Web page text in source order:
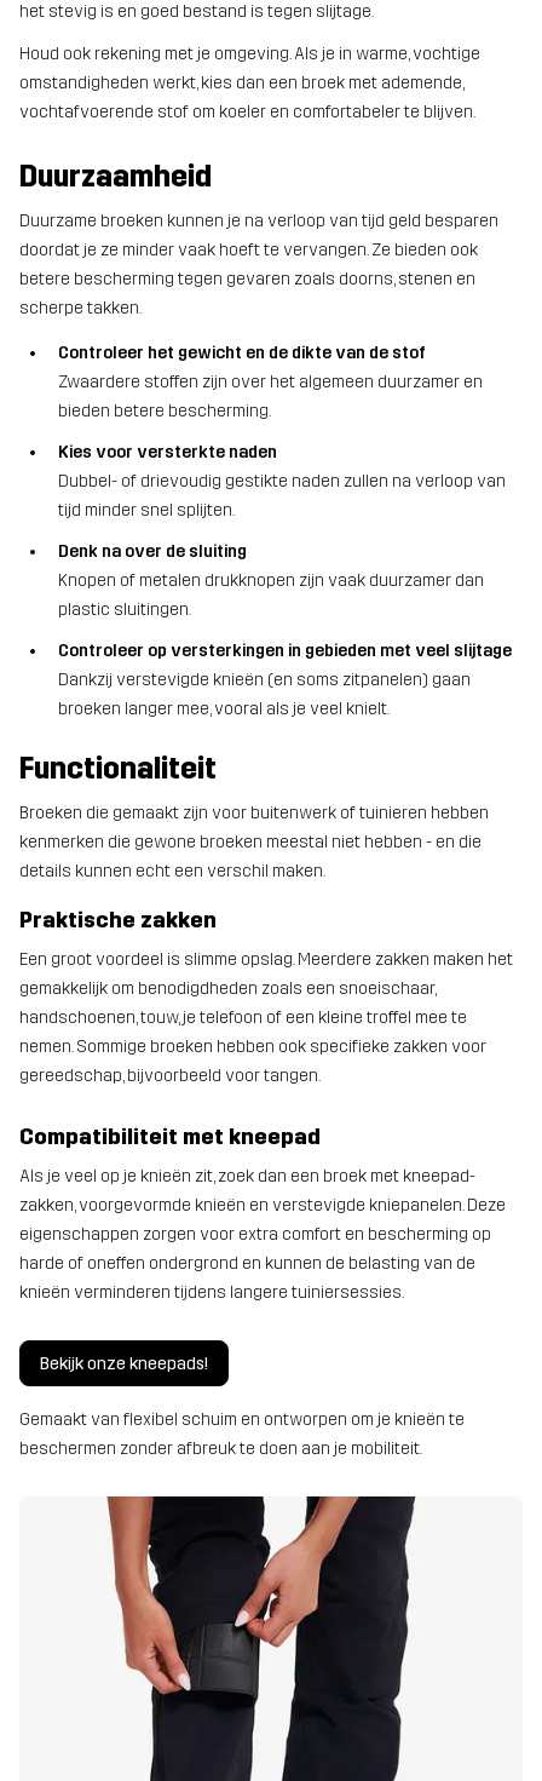
het stevig is en goed bestand is tegen slijtage.
Houd ook rekening met je omgeving. Als je in warme, vochtige
omstandigheden werkt, kies dan een broek met ademende,
vochtafvoerende stof om koeler en comfortabeler te blijven.
Duurzaamheid
Duurzame broeken kunnen je na verloop van tijd geld besparen
doordat je ze minder vaak hoeft te vervangen. Ze bieden ook
betere bescherming tegen gevaren zoals doorns, stenen en
scherpe takken.
Controleer het gewicht en de dikte van de stof
Zwaardere stoffen zijn over het algemeen duurzamer en
bieden betere bescherming.
Kies voor versterkte naden
Dubbel- of drievoudig gestikte naden zullen na verloop van
tijd minder snel splijten.
Denk na over de sluiting
Knopen of metalen drukknopen zijn vaak duurzamer dan
plastic sluitingen.
Controleer op versterkingen in gebieden met veel slijtage
Dankzij verstevigde knieën (en soms zitpanelen) gaan
broeken langer mee, vooral als je veel knielt.
Functionaliteit
Broeken die gemaakt zijn voor buitenwerk of tuinieren hebben
kenmerken die gewone broeken meestal niet hebben - en die
details kunnen echt een verschil maken.
Praktische zakken
Een groot voordeel is slimme opslag. Meerdere zakken maken het
gemakkelijk om benodigdheden zoals een snoeischaar,
handschoenen, touw, je telefoon of een kleine troffel mee te
nemen. Sommige broeken hebben ook specifieke zakken voor
gereedschap, bijvoorbeeld voor tangen.
Compatibiliteit met kneepad
Als je veel op je knieën zit, zoek dan een broek met kneepad-
zakken, voorgevormde knieën en verstevigde kniepanelen. Deze
eigenschappen zorgen voor extra comfort en bescherming op
harde of oneffen ondergrond en kunnen de belasting van de
knieën verminderen tijdens langere tuiniersessies.
Bekijk onze kneepads!
Gemaakt van flexibel schuim en ontworpen om je knieën te
beschermen zonder afbreuk te doen aan je mobiliteit.